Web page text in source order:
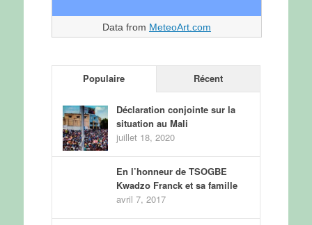
Data from MeteoArt.com
Populaire Récent
Déclaration conjointe sur la
situation au Mali
juillet 18, 2020
En l’honneur de TSOGBE
Kwadzo Franck et sa famille
avril 7, 2017